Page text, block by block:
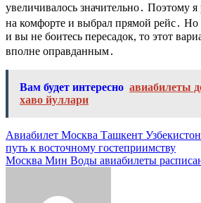
увеличивалось значительно․ Поэтому
на комфорте и выбрал прямой рейс․ Но
и вы не боитесь пересадок, то этот
вполне оправданным․
Вам будет интересно авиабилеты
хаво йуллари
Навигация
по
Авиабилет Москва Ташкент
путь к восточному гостеприимству
Москва Мин Воды авиабилеты